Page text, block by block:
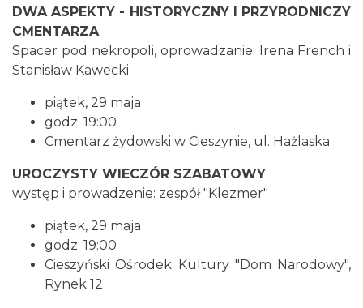
Cieszyn
Cieszyn
2026-08-30
1.66 km
DWA ASPEKTY - HISTORYCZNY I PRZYRODNICZY
CMENTARZA
Spacer pod nekropoli, oprowadzanie: Irena French i
Stanisław Kawecki
piątek, 29 maja
godz. 19:00
Cmentarz żydowski w Cieszynie, ul. Hażlaska
UROCZYSTY WIECZÓR SZABATOWY
występ i prowadzenie: zespół "Klezmer"
piątek, 29 maja
godz. 19:00
Cieszyński Ośrodek Kultury "Dom Narodowy",
Rynek 12